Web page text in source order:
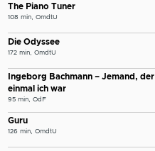
The Piano Tuner
108 min, OmdtU
Die Odyssee
172 min, OmdtU
Ingeborg Bachmann – Jemand, der
einmal ich war
95 min, OdF
Guru
126 min, OmdtU